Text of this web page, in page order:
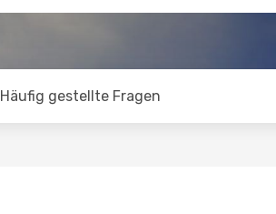
Häufig gestellte Fragen